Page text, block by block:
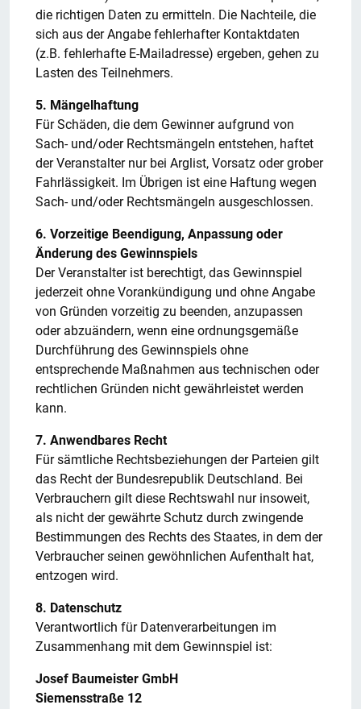
die richtigen Daten zu ermitteln. Die Nachteile, die
sich aus der Angabe fehlerhafter Kontaktdaten
(z.B. fehlerhafte E-Mailadresse) ergeben, gehen zu
Lasten des Teilnehmers.
5. Mängelhaftung
Für Schäden, die dem Gewinner aufgrund von
Sach- und/oder Rechtsmängeln entstehen, haftet
der Veranstalter nur bei Arglist, Vorsatz oder grober
Fahrlässigkeit. Im Übrigen ist eine Haftung wegen
Sach- und/oder Rechtsmängeln ausgeschlossen.
6. Vorzeitige Beendigung, Anpassung oder
Änderung des Gewinnspiels
Der Veranstalter ist berechtigt, das Gewinnspiel
jederzeit ohne Vorankündigung und ohne Angabe
von Gründen vorzeitig zu beenden, anzupassen
oder abzuändern, wenn eine ordnungsgemäße
Durchführung des Gewinnspiels ohne
entsprechende Maßnahmen aus technischen oder
rechtlichen Gründen nicht gewährleistet werden
kann.
7. Anwendbares Recht
Für sämtliche Rechtsbeziehungen der Parteien gilt
das Recht der Bundesrepublik Deutschland. Bei
Verbrauchern gilt diese Rechtswahl nur insoweit,
als nicht der gewährte Schutz durch zwingende
Bestimmungen des Rechts des Staates, in dem der
Verbraucher seinen gewöhnlichen Aufenthalt hat,
entzogen wird.
8. Datenschutz
Verantwortlich für Datenverarbeitungen im
Zusammenhang mit dem Gewinnspiel ist:
Josef Baumeister GmbH
Siemensstraße 12